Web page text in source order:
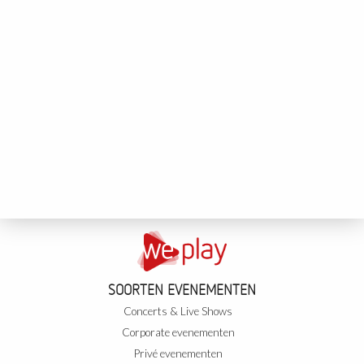
SOORTEN EVENEMENTEN
Concerts & Live Shows
Corporate evenementen
Privé evenementen